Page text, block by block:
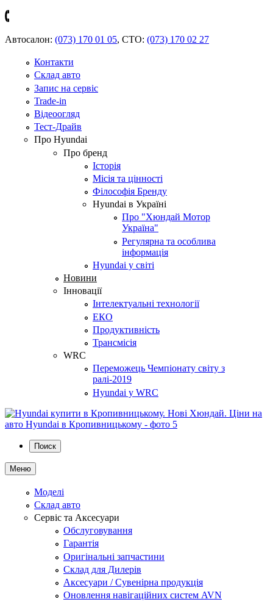
Автосалон: (073) 170 01 05, СТО: (073) 170 02 27
Контакти
Склад авто
Запис на сервіс
Trade-in
Відеоогляд
Тест-Драйв
Про Hyundai
Про бренд
Історія
Місія та цінності
Філософія Бренду
Hyundai в Україні
Про "Хюндай Мотор
Україна"
Регулярна та особлива
інформація
Hyundai у світі
Новини
Інновації
Інтелектуальні технології
ЕКО
Продуктивність
Трансмісія
WRC
Переможець Чемпіонату світу з
ралі-2019
Hyundai у WRC
Поиск
Меню
Моделі
Склад авто
Сервіс та Аксесуари
Обслуговування
Гарантія
Оригінальні запчастини
Склад для Дилерів
Аксесуари / Сувенірна продукція
Оновлення навігаційних систем AVN